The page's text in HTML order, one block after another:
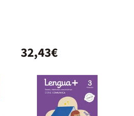
32,43€